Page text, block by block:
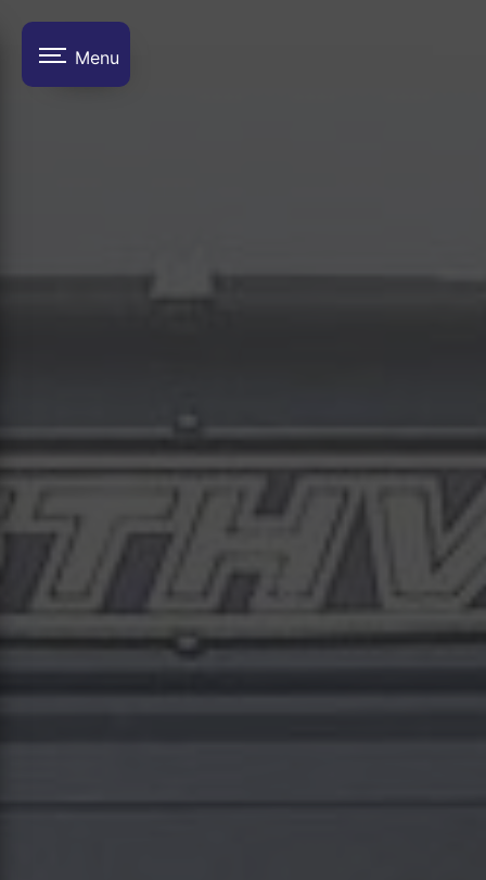
Menu